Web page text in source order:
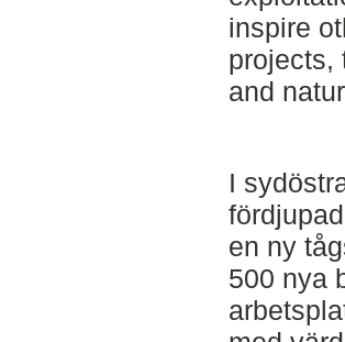
inspire
projects,
and
I
en ny
500 nya